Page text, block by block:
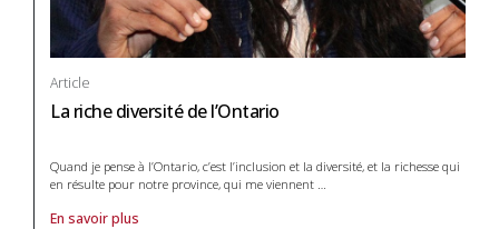
Article
La riche diversité de l’Ontario
Quand je pense à l’Ontario, c’est l’inclusion et la diversité, et la richesse qui
en résulte pour notre province, qui me viennent …
En savoir plus